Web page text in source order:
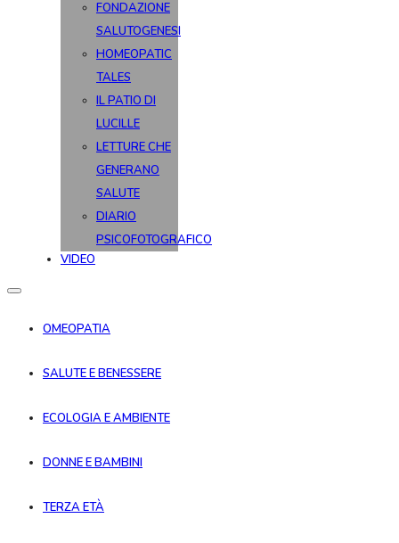
FONDAZIONE
SALUTOGENESI
HOMEOPATIC
TALES
IL PATIO DI
LUCILLE
LETTURE CHE
GENERANO
SALUTE
DIARIO
PSICOFOTOGRAFICO
VIDEO
OMEOPATIA
SALUTE E BENESSERE
ECOLOGIA E AMBIENTE
DONNE E BAMBINI
TERZA ETÀ